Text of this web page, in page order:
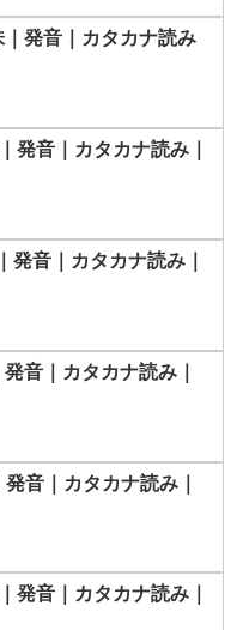
発音｜カタカナ読み
発音｜カタカナ読み｜
発音｜カタカナ読み｜
音｜カタカナ読み｜
音｜カタカナ読み｜
発音｜カタカナ読み｜